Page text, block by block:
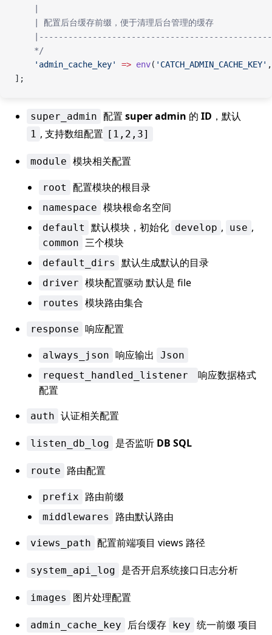
    | 配置后台缓存前缀，便于清理后台管理的缓存
    */
    'admin_cache_key'
=> env( 'CATCH_ADMIN_CACHE_KEY'
];
super_admin 配置 super admin 的 ID ，默认
1 , 支持数组配置 [1,2,3]
module 模块相关配置
root 配置模块的根目录
namespace 模块根命名空间
default 默认模块，初始化 develop , use ,
common 三个模块
default_dirs 默认生成默认的目录
driver 模块配置驱动 默认是 file
routes 模块路由集合
response 响应配置
always_json 响应输出
Json
request_handled_listener
响应数据格式
配置
auth 认证相关配置
listen_db_log 是否监听 DB SQL
route 路由配置
prefix 路由前缀
middlewares 路由默认路由
views_path 配置前端项目 views 路径
system_api_log 是否开启系统接口日志分析
images 图片处理配置
admin_cache_key 后台缓存 key 统一前缀 项目